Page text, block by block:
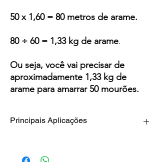
50 x 1,60 = 80 metros de arame.
80 ÷ 60 = 1,33 kg de arame.
Ou seja, você vai precisar de
aproximadamente 1,33 kg de
arame para amarrar 50 mourões.
Principais Aplicações
alambrados